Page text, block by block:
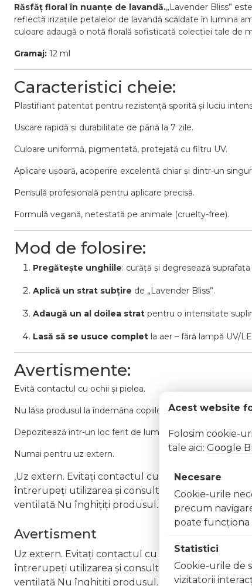
Răsfăț floral în nuanțe de lavandă.„Lavender Bliss”
reflectă irizațiile petalelor de lavandă scăldate în lumina
culoare adaugă o notă florală sofisticată colecției tale de
Gramaj: 12 ml
Caracteristici cheie:
Plastifiant patentat pentru rezistență sporită și luciu
Uscare rapidă și durabilitate de până la 7 zile.
Culoare uniformă, pigmentată, protejată cu filtru UV.
Aplicare ușoară, acoperire excelentă chiar și dintr-un
Pensulă profesională pentru aplicare precisă.
Formulă vegană, netestată pe animale (cruelty-free).
Mod de folosire:
Pregătește unghiile: curăță și degresează suprafața
Aplică un strat subțire de „Lavender Bliss”.
Adaugă un al doilea strat pentru o intensitate
Lasă să se usuce complet la aer – fără lampă UV/
Avertismente:
Evită contactul cu ochii și pielea.
Nu lăsa produsul la îndemâna copiilor.
Depozitează într-un loc ferit de lumină directă și
Numai pentru uz extern.
,Uz extern. Evitați contactul cu ochii. În caz de
întrerupeți utilizarea și consultați un specialist
ventilată Nu înghițiți produsul. În caz de ingerare
Avertisment
Uz extern. Evitați contactul cu ochii. În caz de
întrerupeți utilizarea și consultați un specialist
ventilată Nu înghițiți produsul. În caz de ingerare
Acest website
Folosim cookie-
tale aici: Google
Necesare
Cookie-urile
precum
poate funcţiona
Statistici
Cookie-urile de
vizitatorii